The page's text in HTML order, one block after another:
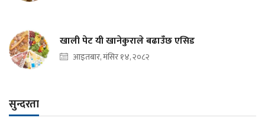
खाली पेट यी खानेकुराले बढाउँछ एसिड
आइतबार, मंसिर १४, २०८२
सुन्दरता